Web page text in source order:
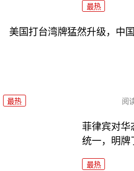
最热
美国打台湾牌猛然升级，中
最热 阅
菲律宾对华
统一，明牌
最热